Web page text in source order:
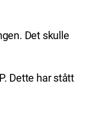
Det skulle
Dette har stått